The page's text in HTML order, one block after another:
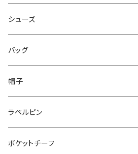
50/XL～
48/L
50/XL～
46/M
48/L
50/XL～
～44/S
46/M
48/L
50/XL～
シューズ
～25.5cm
26cm～
27cm～
28cm～
バッグ
帽子
ラペルピン
ポケットチーフ